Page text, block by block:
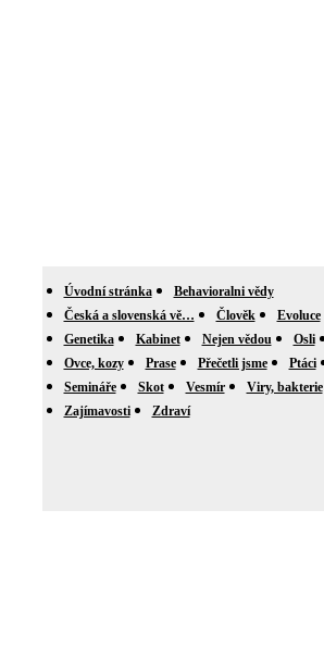
Úvodní stránka
Behavioralni vědy
Česká a slovenská vě…
Člověk Evoluce
Genetika
Kabinet Nejen vědou Osli
Ovce, kozy
Prase Přečetli jsme Ptáci
Semináře
Skot Vesmír
Viry, bakterie
Zajímavosti
Zdraví